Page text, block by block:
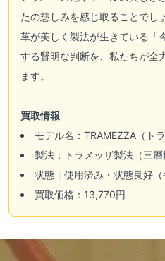
たの慈しみを感じ取ることでし
革が美しく製法が生きている「
する賢明な判断を、私たちが全
ます。
買取情報
モデル名：TRAMEZZA（ト
製法：トラメッザ製法（三層
状態：使用済み・状態良好（
買取価格：13,770円